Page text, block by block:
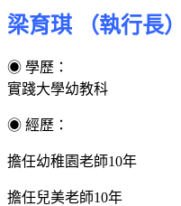
梁育琪 （執行長）
◉ 學歷：
實踐大學幼教科
◉ 經歷：
擔任幼稚園老師10年
擔任兒美老師10年